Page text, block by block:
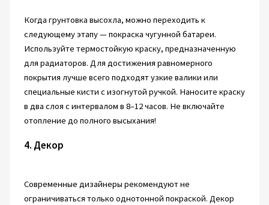
Когда грунтовка высохла, можно переходить к
следующему этапу — покраска чугунной батареи.
Используйте термостойкую краску, предназначенную
для радиаторов. Для достижения равномерного
покрытия лучше всего подходят узкие валики или
специальные кисти с изогнутой ручкой. Наносите краску
в два слоя с интервалом в 8–12 часов. Не включайте
отопление до полного высыхания!
4. Декор
Современные дизайнеры рекомендуют не
ограничиваться только однотонной покраской. Декор